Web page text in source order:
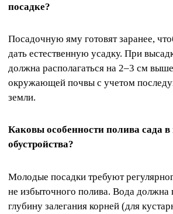
посадке?
Посадочную яму готовят заранее,
дать естественную усадку. При
должна располагаться на 2–3 см
окружающей почвы с учетом
земли.
Каковы особенности полива сада в
обустройства?
Молодые посадки требуют
не избыточного полива. Вода должна
глубину залегания корней (для